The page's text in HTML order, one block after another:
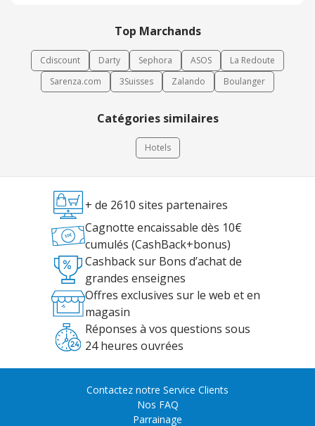
Top Marchands
Cdiscount Darty Sephora ASOS
La Redoute
Sarenza.com
3Suisses Zalando Boulanger
Catégories similaires
Hotels
+ de 2610 sites partenaires
Cagnotte encaissable dès 10€
cumulés (CashBack+bonus)
Cashback sur Bons d’achat de
grandes enseignes
Offres exclusives sur le web et en
magasin
Réponses à vos questions sous
24 heures ouvrées
Contactez notre Service Clients
Nos FAQ
Parrainage